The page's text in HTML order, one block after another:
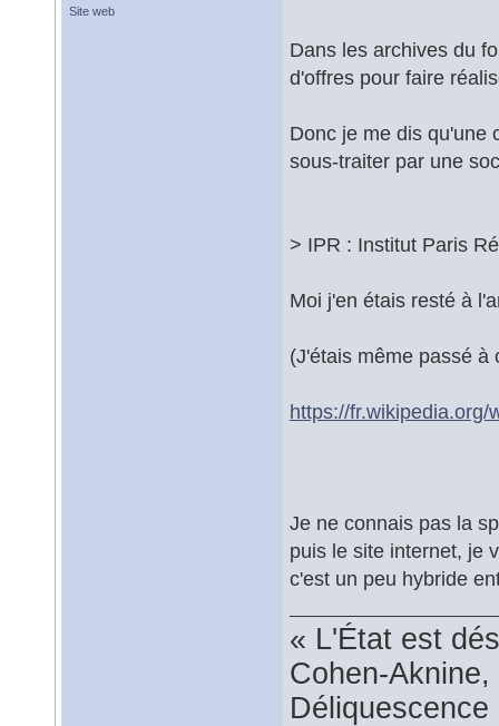
Site web
Dans les archives du
d'offres pour faire
Donc je me dis qu'une
sous-traiter par une
> IPR : Institut Paris
Moi j'en étais resté à
(J'étais même passé à
https://
Je ne connais pas la
puis le site internet, je
c'est un peu hybride
« L'État est
Cohen-